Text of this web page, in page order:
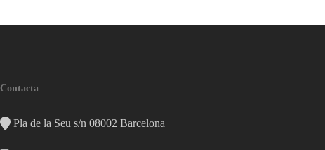
Contacta
Pla de la Seu s/n 08002 Barcelona